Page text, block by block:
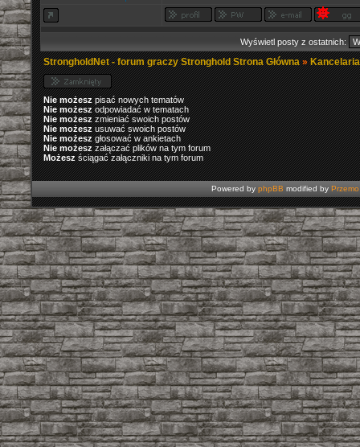
Wyświetl posty z ostatnich:
StrongholdNet - forum graczy Stronghold Strona Główna»
Nie możeszpisać nowych tematów
Nie możeszodpowiadać w tematach
Nie możeszzmieniać swoich postów
Nie możeszusuwać swoich postów
Nie możeszgłosować w ankietach
Nie możeszzałączać plików na tym forum
Możeszściągać załączniki na tym forum
Powered by phpBB modified by Przemo